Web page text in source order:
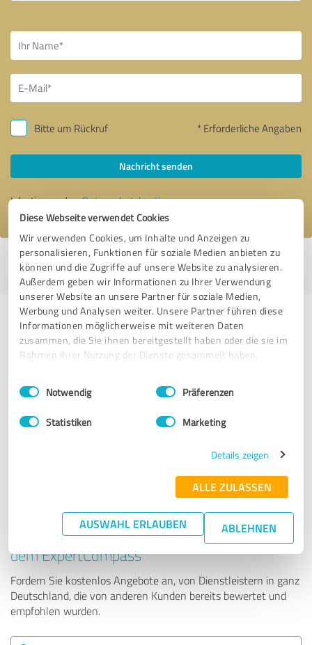
Diese Webseite verwendet Cookies
Wir verwenden Cookies, um Inhalte und Anzeigen zu
personalisieren, Funktionen für soziale Medien anbieten zu
können und die Zugriffe auf unsere Website zu analysieren.
Außerdem geben wir Informationen zu Ihrer Verwendung
unserer Website an unsere Partner für soziale Medien,
Werbung und Analysen weiter. Unsere Partner führen diese
Informationen möglicherweise mit weiteren Daten
zusammen, die Sie ihnen bereitgestellt haben oder die sie im
Rahmen Ihrer Nutzung der Dienste gesammelt haben.
Impressum Datenschutzbestimmungen
Einwilligungsauswahl
Notwendig Präferenzen
Statistiken Marketing
Details zeigen
ALLE ZULASSEN
AUSWAHL ERLAUBEN ABLEHNEN
Bitte um Rückruf * Erforderliche Angaben
Nachricht senden
Ich stimme denDatenschutzbestimmungenzu.
Profil aktiv seit 16.03.2022 | Letzte Aktualisierung: 04.08.2026
melden
Erfahrungen zu weiteren
Anbietern aus dem Bereich
Handwerk
Cool Condition GmbH & Co. KG
Tipp: Die passenden Experten finden - mit
dem ExpertCompass
Fordern Sie kostenlos Angebote an, von Dienstleistern in ganz
Deutschland, die von anderen Kunden bereits bewertet und
empfohlen wurden.